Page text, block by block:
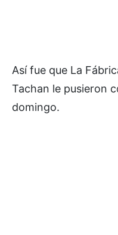
Así fue que La
Tachan le pusieron
domingo.